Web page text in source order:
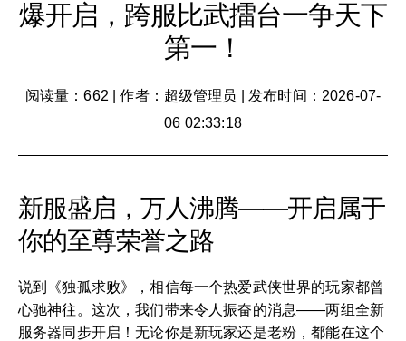
爆开启，跨服比武擂台一争天下
第一！
阅读量：662 |作者：超级管理员
发布时间：2026-07-
06 02:33:18
新服盛启，万人沸腾——开启属于
你的至尊荣誉之路
说到《独孤求败》，相信每一个热爱武侠世界的玩家都曾
心驰神往。这次，我们带来令人振奋的消息——两组全新
服务器同步开启！无论你是新玩家还是老粉，都能在这个